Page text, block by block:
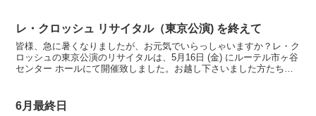
レ・クロッシュ リサイタル（東京公演) を終えて
皆様、急に暑くなりましたが、お元気でいらっしゃいますか？レ・ク
ロッシュの東京公演のリサイタルは、5月16日 (金) にルーテル市ヶ谷
センター ホールにて開催致しました。お越し下さいました方たち
6月最終日